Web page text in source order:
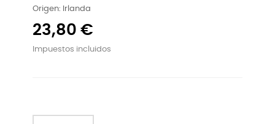
Origen: Irlanda
23,80 €
Impuestos incluidos